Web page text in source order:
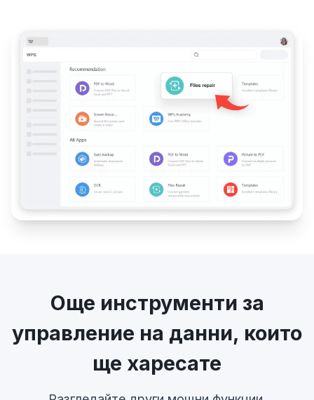
Още инструменти за
управление на данни, които
ще харесате